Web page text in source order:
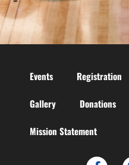
Events Registration
Gallery Donations
Mission Statement